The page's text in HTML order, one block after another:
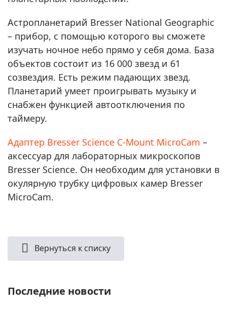
Астропланетарий Bresser National Geographic
– прибор, с помощью которого вы сможете
изучать ночное небо прямо у себя дома. База
объектов состоит из 16 000 звезд и 61
созвездия. Есть режим падающих звезд.
Планетарий умеет проигрывать музыку и
снабжен функцией автоотключения по
таймеру.
Адаптер Bresser Science C-Mount MicroCam –
аксессуар для лабораторных микроскопов
Bresser Science. Он необходим для установки в
окулярную трубку цифровых камер Bresser
MicroCam.
Вернуться к списку
Последние новости